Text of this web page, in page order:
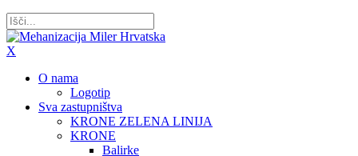
X
O nama
Logotip
Sva zastupništva
KRONE ZELENA LINIJA
KRONE
Balirke